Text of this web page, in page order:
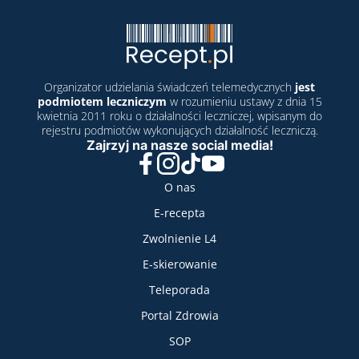
Organizator udzielania świadczeń telemedycznych jest
podmiotem leczniczym w rozumieniu ustawy z dnia 15
kwietnia 2011 roku o działalności leczniczej, wpisanym do
rejestru podmiotów wykonujących działalność leczniczą.
O nas
E-recepta
Zwolnienie L4
E-skierowanie
Teleporada
Portal Zdrowia
SOP
Zajrzyj na nasze social media!
Facebook
Instagram
TikTokYouTube